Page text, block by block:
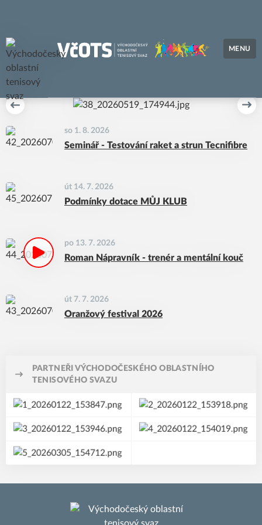
Východočeský oblastní tenisový svaz
MENU
Předchozí
so 1. 8. 2026
Seminář - Testování raket a strun Tecnifibre
út 14. 7. 2026
Podmínky dotace MŮJ KLUB
po 13. 7. 2026
Roman Nápravník - trenér a mentální kouč
út 7. 7. 2026
Oranžový festival 2026
PARTNEŘI VÝCHODOČESKÉHO OBLASTNÍHO
TENISOVÉHO SVAZU